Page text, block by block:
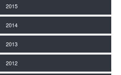
2015
2014
2013
2012